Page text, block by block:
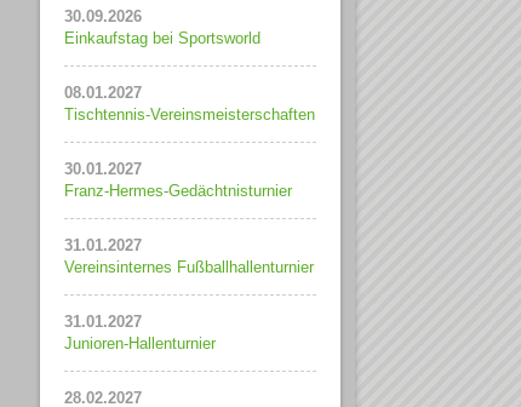
30.09.2026
Einkaufstag bei Sportsworld
08.01.2027
Tischtennis-Vereinsmeisterschaften
30.01.2027
Franz-Hermes-Gedächtnisturnier
31.01.2027
Vereinsinternes Fußballhallenturnier
31.01.2027
Junioren-Hallenturnier
28.02.2027